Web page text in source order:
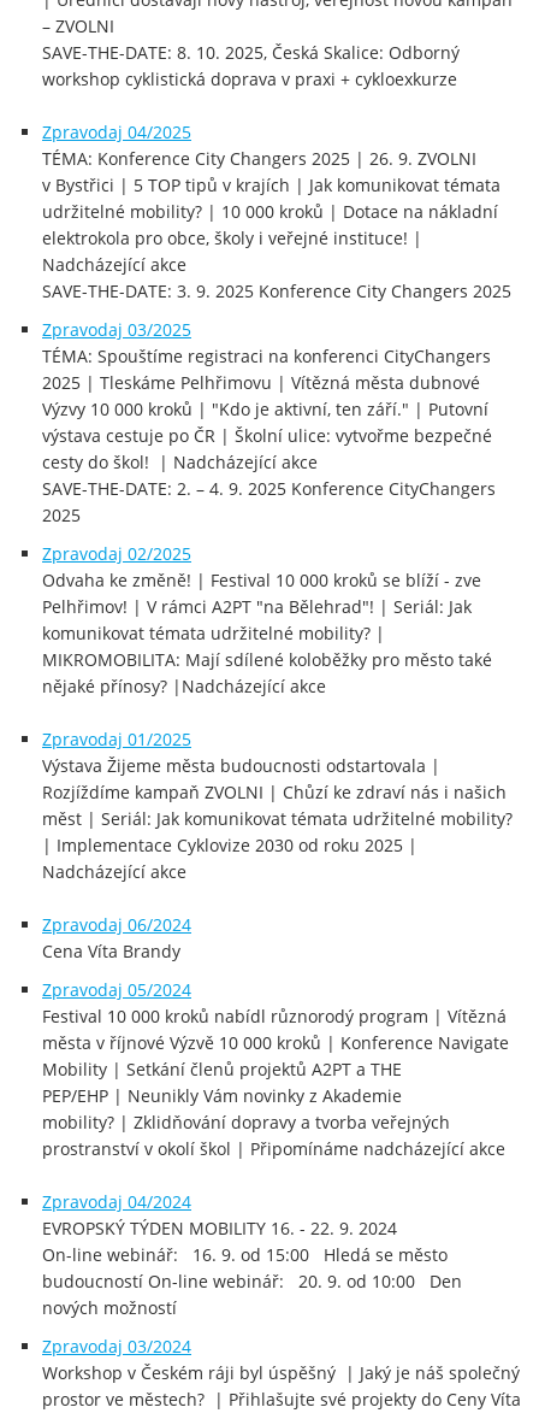
– ZVOLNI
SAVE-THE-DATE: 8. 10. 2025, Česká Skalice: Odborný
workshop cyklistická doprava v praxi + cykloexkurze
Zpravodaj 04/2025
TÉMA: Konference City Changers 2025 | 26. 9. ZVOLNI
v Bystřici | 5 TOP tipů v krajích | Jak komunikovat témata
udržitelné mobility? | 10 000 kroků | Dotace na nákladní
elektrokola pro obce, školy i veřejné instituce! |
Nadcházející akce
SAVE-THE-DATE: 3. 9. 2025 Konference City Changers 2025
Zpravodaj 03/2025
TÉMA: Spouštíme registraci na konferenci CityChangers
2025 | Tleskáme Pelhřimovu | Vítězná města dubnové
Výzvy 10 000 kroků | "Kdo je aktivní, ten září." | Putovní
výstava cestuje po ČR | Školní ulice: vytvořme bezpečné
cesty do škol! | Nadcházející akce
SAVE-THE-DATE: 2. – 4. 9. 2025 Konference CityChangers
2025
Zpravodaj 02/2025
Odvaha ke změně! | Festival 10 000 kroků se blíží - zve
Pelhřimov! | V rámci A2PT "na Bělehrad"! | Seriál: Jak
komunikovat témata udržitelné mobility? |
MIKROMOBILITA: Mají sdílené koloběžky pro město také
nějaké přínosy? |Nadcházející akce
Zpravodaj 01/2025
Výstava Žijeme města budoucnosti odstartovala |
Rozjíždíme kampaň ZVOLNI | Chůzí ke zdraví nás i našich
měst | Seriál: Jak komunikovat témata udržitelné mobility?
| Implementace Cyklovize 2030 od roku 2025 |
Nadcházející akce
Zpravodaj 06/2024
Cena Víta Brandy
Zpravodaj 05/2024
Festival 10 000 kroků nabídl různorodý program | Vítězná
města v říjnové Výzvě 10 000 kroků | Konference Navigate
Mobility | Setkání členů projektů A2PT a THE
PEP/EHP | Neunikly Vám novinky z Akademie
mobility? | Zklidňování dopravy a tvorba veřejných
prostranství v okolí škol | Připomínáme nadcházející akce
Zpravodaj 04/2024
EVROPSKÝ TÝDEN MOBILITY 16. - 22. 9. 2024
On-line webinář: 16. 9. od 15:00 Hledá se město
budoucností On-line webinář: 20. 9. od 10:00 Den
nových možností
Zpravodaj 03/2024
Workshop v Českém ráji byl úspěšný | Jaký je náš společný
prostor ve městech? | Přihlašujte své projekty do Ceny Víta